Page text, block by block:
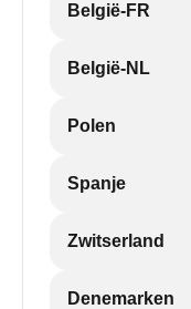
België-FR
België-NL
Polen
Spanje
Zwitserland
Denemarken